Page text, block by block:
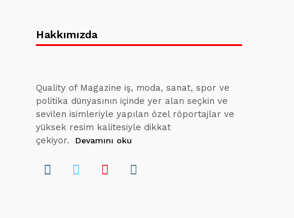
Hakkımızda
Quality of Magazine iş, moda, sanat, spor ve
politika dünyasının içinde yer alan seçkin ve
sevilen isimleriyle yapılan özel röportajlar ve
yüksek resim kalitesiyle dikkat
çekiyor.
Devamını oku